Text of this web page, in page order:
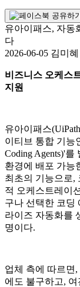
유아이패스, 자동
다
2026-06-05 김미
비즈니스 오케스
지원
유아이패스
이티브 통합 기능
Coding Agents)'
환경에 배포 가능
최초의 기능으로,
적 오케스트레이
구나 선택한 코딩
라이즈 자동화를
명이다.
업체 측에 따르면
에도 불구하고,